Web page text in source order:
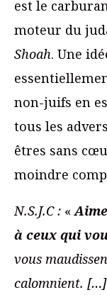
est le
moteur du
Shoah. Une
non-juifs en
tous les
êtres sans
moindre
N.S.J.C : «
à ceux qui
vous
calomnient. […]